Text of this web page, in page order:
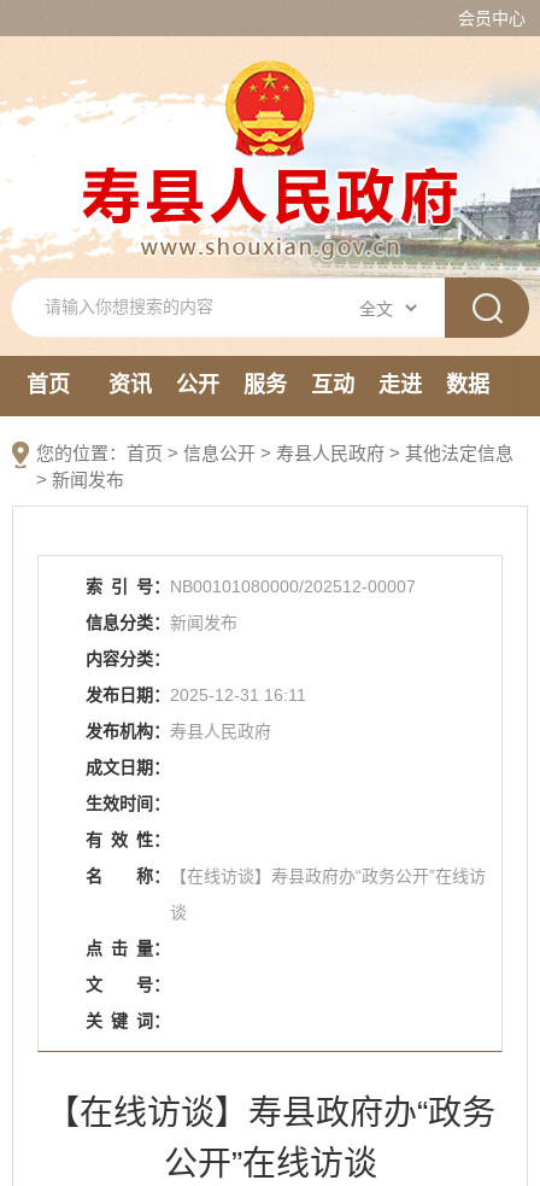
会员中心
首页 资讯 公开 服务 互动 走进
数据
您的位置： 首页 > 信息公开 > 寿县人民政府 > 其他法定信息
> 新闻发布
索 引 号： NB00101080000/202512-00007
信息分类： 新闻发布
内容分类：
发布日期： 2025-12-31 16:11
发布机构： 寿县人民政府
成文日期：
生效时间：
有 效 性：
名
称：
【在线访谈】寿县政府办“政务公开”在线访
谈
点 击 量：
文
号：
关 键 词：
【在线访谈】寿县政府办“政务
公开”在线访谈